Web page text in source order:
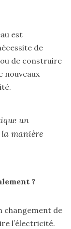
est
de
de construire
nouveaux
un
manière
?
changement de
l’électricité.